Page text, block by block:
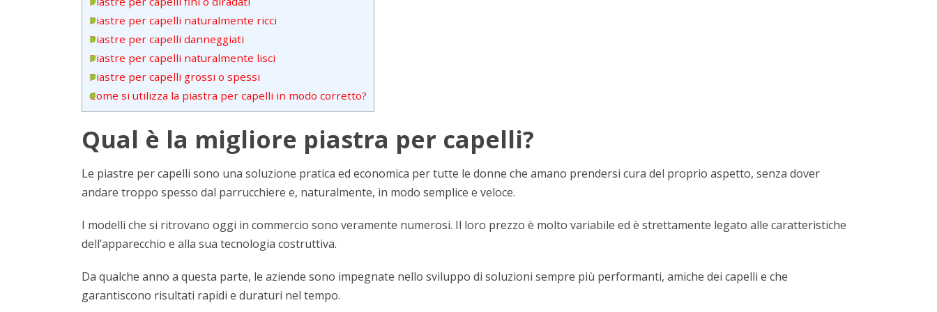
Piastre per capelli naturalmente ricci
Piastre per capelli danneggiati
Piastre per capelli naturalmente lisci
Piastre per capelli grossi o spessi
Come si utilizza la piastra per capelli in modo corretto?
Qual è la migliore piastra per capelli?
Le piastre per capelli sono una soluzione pratica ed economica per tutte le donne che amano prendersi cura del proprio aspetto, senza dover
andare troppo spesso dal parrucchiere e, naturalmente, in modo semplice e veloce.
I modelli che si ritrovano oggi in commercio sono veramente numerosi. Il loro prezzo è molto variabile ed è strettamente legato alle caratteristiche
dell’apparecchio e alla sua tecnologia costruttiva.
Da qualche anno a questa parte, le aziende sono impegnate nello sviluppo di soluzioni sempre più performanti, amiche dei capelli e che
garantiscono risultati rapidi e duraturi nel tempo.